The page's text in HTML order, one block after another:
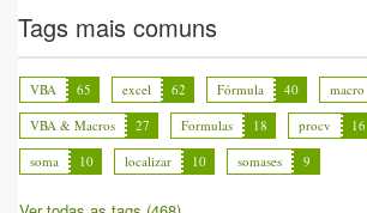
Tags mais comuns
VBA 65 excel 62 Fórmula 40 macro
VBA & Macros
27 Formulas 18 procv 16
soma
10 localizar 10 somases 9